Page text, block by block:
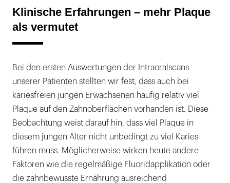
Klinische Erfahrungen – mehr Plaque
als vermutet
Bei den ersten Auswertungen der Intraoralscans
unserer Patienten stellten wir fest, dass auch bei
kariesfreien jungen Erwachsenen häufig relativ viel
Plaque auf den Zahnoberflächen vorhanden ist. Diese
Beobachtung weist darauf hin, dass viel Plaque in
diesem jungen Alter nicht unbedingt zu viel Karies
führen muss. Möglicherweise wirken heute andere
Faktoren wie die regelmäßige Fluoridapplikation oder
die zahnbewusste Ernährung ausreichend